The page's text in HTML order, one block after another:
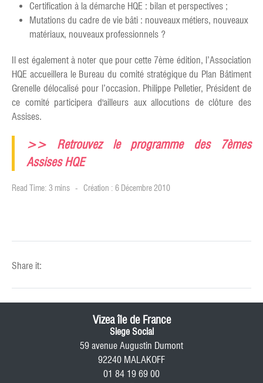
Certification à la démarche HQE : bilan et perspectives ;
Mutations du cadre de vie bâti : nouveaux métiers, nouveaux
matériaux, nouveaux professionnels ?
Il est également à noter que pour cette 7ème édition, l’Association
HQE accueillera le Bureau du comité stratégique du Plan Bâtiment
Grenelle délocalisé pour l’occasion. Philippe Pelletier, Président de
ce comité participera d'ailleurs aux allocutions de clôture des
Assises.
>> Retrouvez le programme des 7èmes
Assises HQE
Read Time: 3 mins Création : 6 Décembre 2010
Share it:
Vizea île de France
Siege Social
59 avenue Augustin Dumont
92240 MALAKOFF
01 84 19 69 00